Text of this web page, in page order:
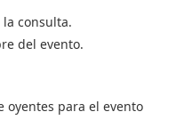
la consulta.
del evento.
oyentes para el evento